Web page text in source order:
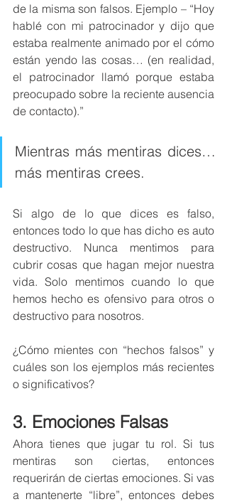
de la misma son falsos. Ejemplo – “Hoy
hablé con mi patrocinador y dijo que
estaba realmente animado por el cómo
están yendo las cosas… (en realidad,
el patrocinador llamó porque estaba
preocupado sobre la reciente ausencia
de contacto).”
Mientras más mentiras dices…
más mentiras crees.
Si algo de lo que dices es falso,
entonces todo lo que has dicho es auto
destructivo. Nunca mentimos para
cubrir cosas que hagan mejor nuestra
vida. Solo mentimos cuando lo que
hemos hecho es ofensivo para otros o
destructivo para nosotros.
¿Cómo mientes con “hechos falsos” y
cuáles son los ejemplos más recientes
o significativos?
3. Emociones Falsas
Ahora tienes que jugar tu rol. Si tus
mentiras son ciertas, entonces
requerirán de ciertas emociones. Si vas
a mantenerte “libre”, entonces debes